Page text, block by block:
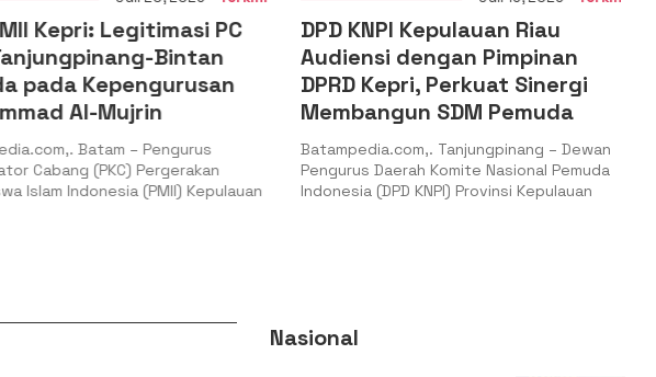
Kepri: Legitimasi PC
Bintan
pada Kepengurusan
Al-Mujrin
Batam – Pengurus
Cabang (PKC) Pergerakan
Islam Indonesia (PMII) Kepulauan
DPD KNPI Kepulauan Riau
Audiensi dengan Pimpinan
DPRD Kepri, Perkuat Sinergi
Membangun SDM Pemuda
Batampedia.com,. Tanjungpinang – Dewan
Pengurus Daerah Komite Nasional Pemuda
Indonesia (DPD KNPI) Provinsi Kepulauan
Nasional